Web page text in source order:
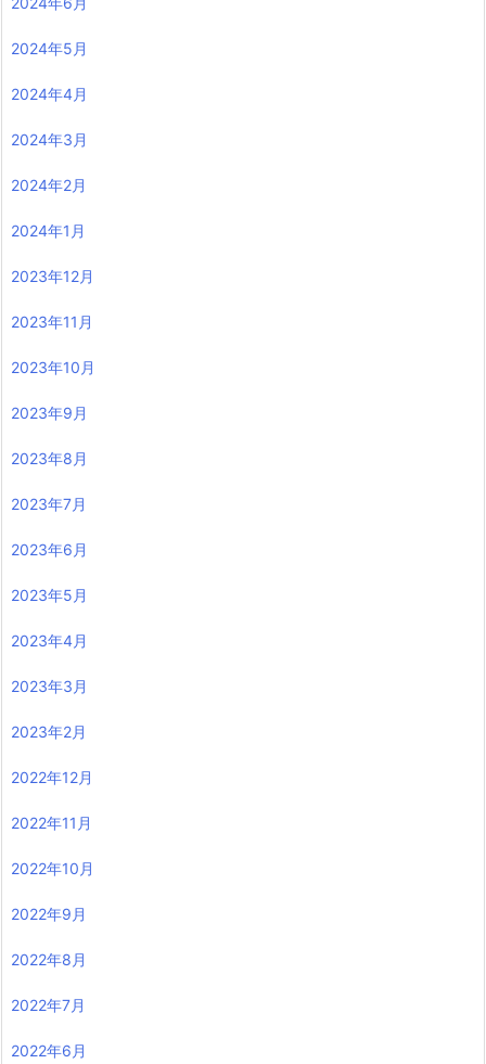
2024年5月
2024年4月
2024年3月
2024年2月
2024年1月
2023年12月
2023年11月
2023年10月
2023年9月
2023年8月
2023年7月
2023年6月
2023年5月
2023年4月
2023年3月
2023年2月
2022年12月
2022年11月
2022年10月
2022年9月
2022年8月
2022年7月
2022年6月